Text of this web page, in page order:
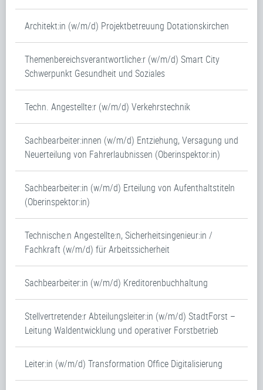
Architekt:in (w/m/d) Projektbetreuung Dotationskirchen
Themenbereichsverantwortliche:r (w/m/d) Smart City
Schwerpunkt Gesundheit und Soziales
Techn. Angestellte:r (w/m/d) Verkehrstechnik
Sachbearbeiter:innen (w/m/d) Entziehung, Versagung und
Neuerteilung von Fahrerlaubnissen (Oberinspektor:in)
Sachbearbeiter:in (w/m/d) Erteilung von Aufenthaltstiteln
(Oberinspektor:in)
Technische:n Angestellte:n, Sicherheitsingenieur:in /
Fachkraft (w/m/d) für Arbeitssicherheit
Sachbearbeiter:in (w/m/d) Kreditorenbuchhaltung
Stellvertretende:r Abteilungsleiter:in (w/m/d) StadtForst –
Leitung Waldentwicklung und operativer Forstbetrieb
Leiter:in (w/m/d) Transformation Office Digitalisierung